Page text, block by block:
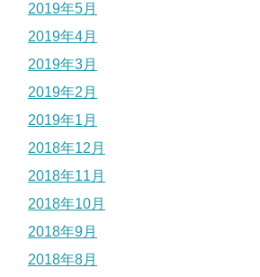
2019年5月
2019年4月
2019年3月
2019年2月
2019年1月
2018年12月
2018年11月
2018年10月
2018年9月
2018年8月